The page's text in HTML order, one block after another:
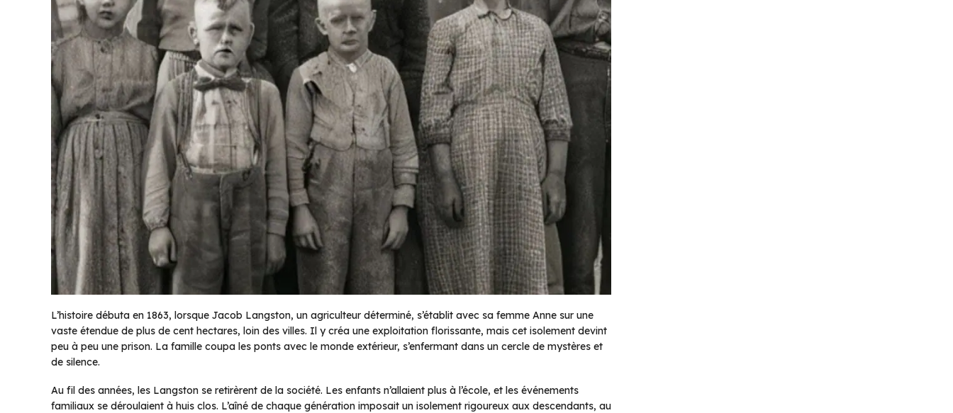
L’histoire débuta en 1863, lorsque Jacob Langston, un agriculteur déterminé, s’établit avec sa femme Anne sur une
vaste étendue de plus de cent hectares, loin des villes. Il y créa une exploitation florissante, mais cet isolement devint
peu à peu une prison. La famille coupa les ponts avec le monde extérieur, s’enfermant dans un cercle de mystères et
de silence.
Au fil des années, les Langston se retirèrent de la société. Les enfants n’allaient plus à l’école, et les événements
familiaux se déroulaient à huis clos. L’aîné de chaque génération imposait un isolement rigoureux aux descendants, au